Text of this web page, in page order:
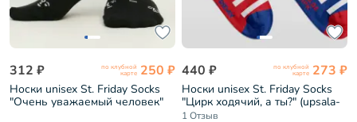
312 ₽ по клубной
карте 250 ₽
Носки unisex St. Friday Socks
"Очень уважаемый человек"
440 ₽ по клубной
карте 273 ₽
Носки unisex St. Friday Socks
"Цирк ходячий, а ты?" (upsala-
1285-05/11/02)
1 Отзыв